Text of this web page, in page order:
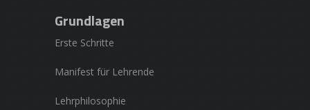
Grundlagen
Erste Schritte
Manifest für Lehrende
Lehrphilosophie